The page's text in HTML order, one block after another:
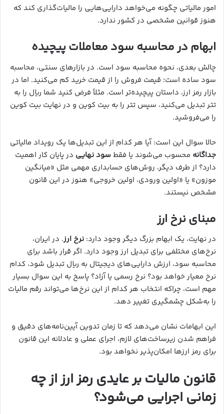
امور مالیاتی چگونه می‌خواهد دارایی‌هایی را مالیات‌گذاری کند که
هنوز قوانین مشخصی در کشور ندارد.
ابهام در محاسبه سود معاملات پیچیده
چالش بعدی، نحوه محاسبه سود است. در بازارهای سنتی، محاسبه
سود ساده است؛ قیمت فروش را از قیمت خرید کم می‌کنید. اما در
بازار رمز ارز، داستان پیچیده‌تر است. مثلاً فرض کنید شما ریال را به
تتر تبدیل می‌کنید، سپس تتر را به بیت کوین و در نهایت بیت کوین
را می‌فروشید.
حالا سوال این است: آیا هر کدام از این تبدیل‌ها یک رویداد مالیاتی
جداگانه محسوب می‌شوند یا فقطسود نهایی در پایان کار اهمیت
دارد؟ از طرف دیگر، روش‌های حسابداری مهمی مثل «میانگین
موزون» یا «اولین ورودی، اولین خروجی» هنوز در این قانون
مشخص نیستند.
مبنای نرخ ارز
در نهایت، یک ابهام بزرگ دیگر وجود دارد: نرخ ارز. در ایران،
نرخ‌های مختلفی برای تبدیل ارز وجود دارد. اگر قرار باشد برای
محاسبه سود، ارزش دارایی‌های دیجیتال به ریال تبدیل شود، کدام
نرخ معیار خواهد بود؟ نرخ رسمی یا آزاد؟ پاسخ به این سوال بسیار
مهم است، چراکه انتخاب هر کدام از این نرخ‌ها می‌تواند رقم مالیات
را به‌شکل چشمگیری تغییر دهد.
این ابهامات نشان می‌دهد که تا زمان تدوین آیین‌نامه‌های دقیق و
فراهم شدن زیرساخت‌های لازم، اجرای عملی و عادلانه این قانون
برای رمز ارزها امکان‌پذیر نخواهد بود.
قانون مالیات بر عایدی رمز ارز از چه
زمانی اجرایی می‌شود؟